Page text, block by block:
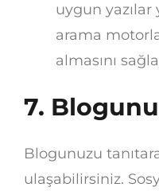
uygun
arama
almasını
7.
Blogunuzu
ulaşabilirsiniz.